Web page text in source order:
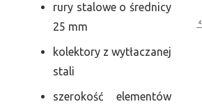
rury stalowe o średnicy
25 mm
kolektory z wytłaczanej
stali
szerokość elementów